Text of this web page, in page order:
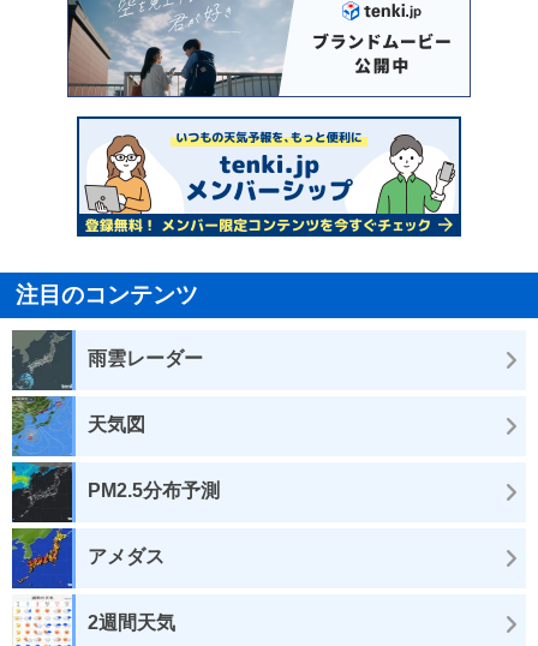
注目のコンテンツ
雨雲レーダー
天気図
PM2.5分布予測
アメダス
2週間天気